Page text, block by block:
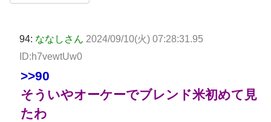
94: ななしさん 2024/09/10(火) 07:28:31.95
ID:h7vewtUw0
>>90
そういやオーケーでブレンド米初めて見
たわ